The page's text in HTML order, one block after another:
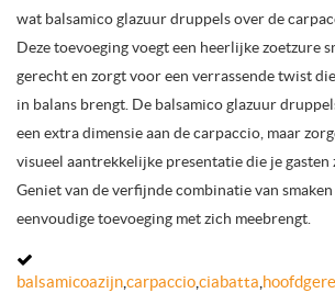
wat balsamico glazuur druppels over de
Deze toevoeging voegt een heerlijke zoetzure
gerecht en zorgt voor een verrassende twist
in balans brengt. De balsamico glazuur
een extra dimensie aan de carpaccio, maar
visueel aantrekkelijke presentatie die je gasten
Geniet van de verfijnde combinatie van
eenvoudige toevoeging met zich meebrengt.
balsamicoazijncarpacciociabatta